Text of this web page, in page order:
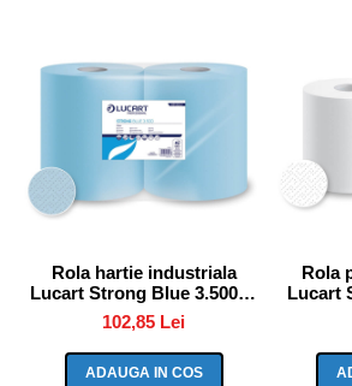
Rola hartie industriala
Lucart Strong Blue 3.500, 3
straturi, 150 metri
102,85 Lei
ADAUGA IN COS
Rola
Lucart